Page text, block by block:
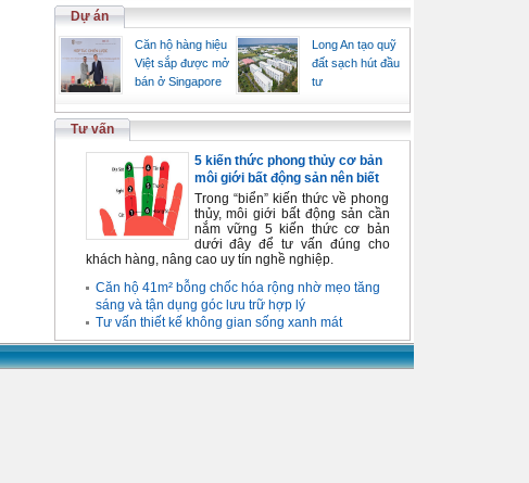
Dự án
Căn hộ hàng hiệu
Việt sắp được mở
bán ở Singapore
Long An tạo quỹ
đất sạch hút đầu
tư
Tư vấn
5 kiến thức phong thủy cơ bản
môi giới bất động sản nên biết
Trong “biển” kiến thức về phong
thủy, môi giới bất động sản cần
nắm vững 5 kiến thức cơ bản
dưới đây để tư vấn đúng cho
khách hàng, nâng cao uy tín nghề nghiệp.
Căn hộ 41m² bỗng chốc hóa rộng nhờ mẹo tăng
sáng và tận dụng góc lưu trữ hợp lý
Tư vấn thiết kế không gian sống xanh mát